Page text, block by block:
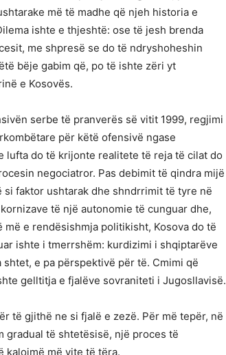
më të madhe që njeh historia e
ishte e thjeshtë: ose të jesh brenda
me shpresë se do të ndryshoheshin
bëje gabim që, po të ishte zëri yt
e Kosovës.
serbe të pranverës së vitit 1999, regjimi
për këtë ofensivë ngase
lufta do të krijonte realitete të reja të cilat do
negociatror. Pas debimit të qindra mijë
faktor ushtarak dhe shndrrimit të tyre në
të një autonomie të cunguar dhe,
e rendësishmja politikisht, Kosova do të
ishte i tmerrshëm: kurdizimi i shqiptarëve
e pa përspektivë për të. Cmimi që
gelltitja e fjalëve sovraniteti i Jugosllavisë.
të gjithë ne si fjalë e zezë. Për më tepër, në
të shtetësisë, një proces të
kalojmë më vite të tëra.